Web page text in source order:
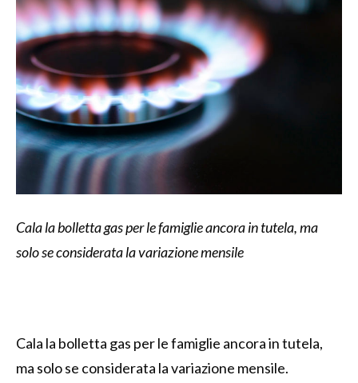
Cala la bolletta gas per le famiglie ancora in tutela, ma
solo se considerata la variazione mensile
Cala la bolletta gas per le famiglie ancora in tutela,
ma solo se considerata la variazione mensile.